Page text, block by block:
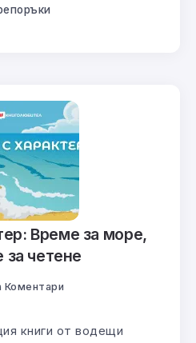
Време за море,
за четене
Коментари
книги от водещи